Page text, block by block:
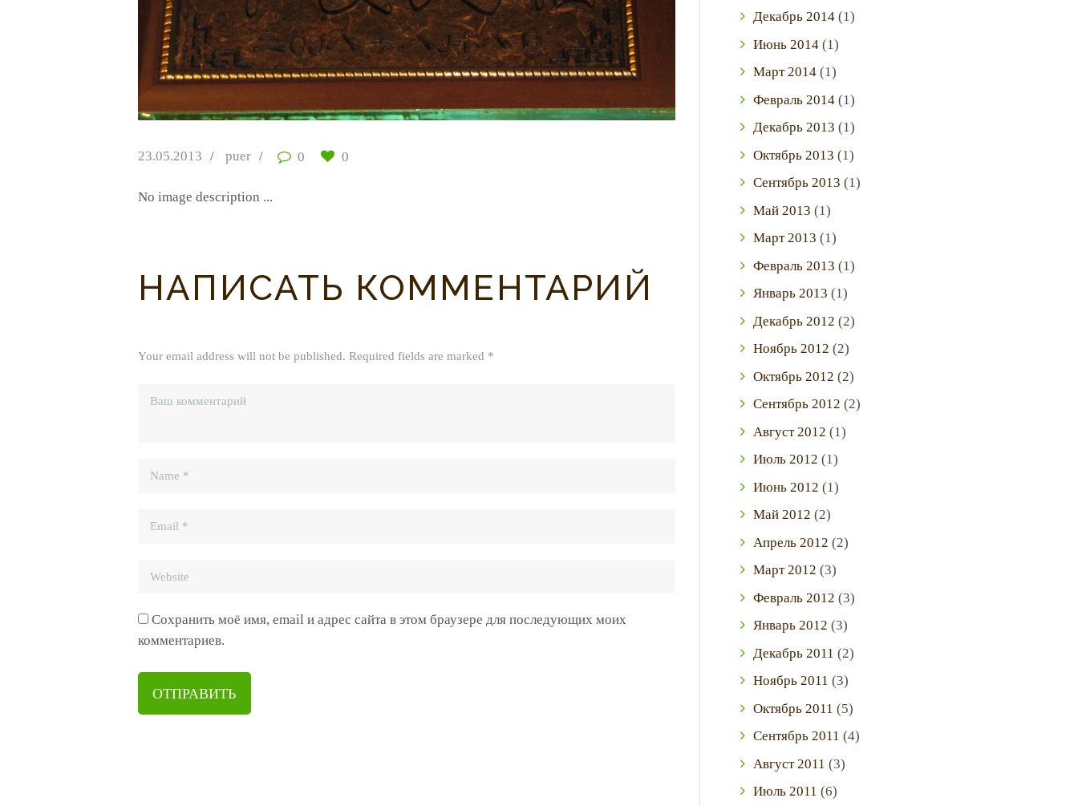
23.05.2013 puer 0 0
No image description ...
НАПИСАТЬ КОММЕНТАРИЙ
Your email address will not be published. Required fields are marked *
Сохранить моё имя, email и адрес сайта в этом браузере для последующих моих
комментариев.
Декабрь 2014(1)
Июнь 2014(1)
Март2014(1)
Февраль 2014(1)
Декабрь 2013 (1)
Октябрь 2013 (1)
Сентябрь 2013 (1)
Май 2013 (1)
Март2013 (1)
Февраль 2013 (1)
Январь 2013 (1)
Декабрь 2012 (2)
Ноябрь 2012 (2)
Октябрь 2012 (2)
Сентябрь 2012 (2)
Август 2012 (1)
Июль 2012 (1)
Июнь 2012 (1)
Май 2012 (2)
Апрель 2012 (2)
Март2012 (3)
Февраль 2012 (3)
Январь 2012 (3)
Декабрь 2011 (2)
Ноябрь 2011 (3)
Октябрь 2011 (5)
Сентябрь 2011 (4)
Август 2011 (3)
Июль 2011 (6)